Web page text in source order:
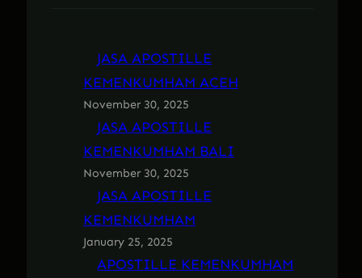
JASA APOSTILLE
KEMENKUMHAM ACEH
November 30, 2025
JASA APOSTILLE
KEMENKUMHAM BALI
November 30, 2025
JASA APOSTILLE
KEMENKUMHAM
January 25, 2025
APOSTILLE KEMENKUMHAM